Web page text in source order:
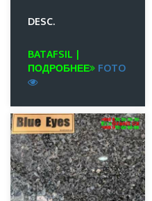
DESC.
BATAFSIL |
ПОДРОБНЕЕ
FOTO